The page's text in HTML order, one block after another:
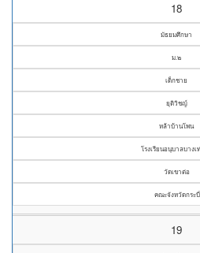
18
มัธยมศึกษา
ม.๒
เด็กชาย
ยุติวิชญ์
หล้าบ้านโพน
โรงเรียนอนุบาลบางเ
วัดเขาต่อ
คณะจังหวัดกระบี่
19